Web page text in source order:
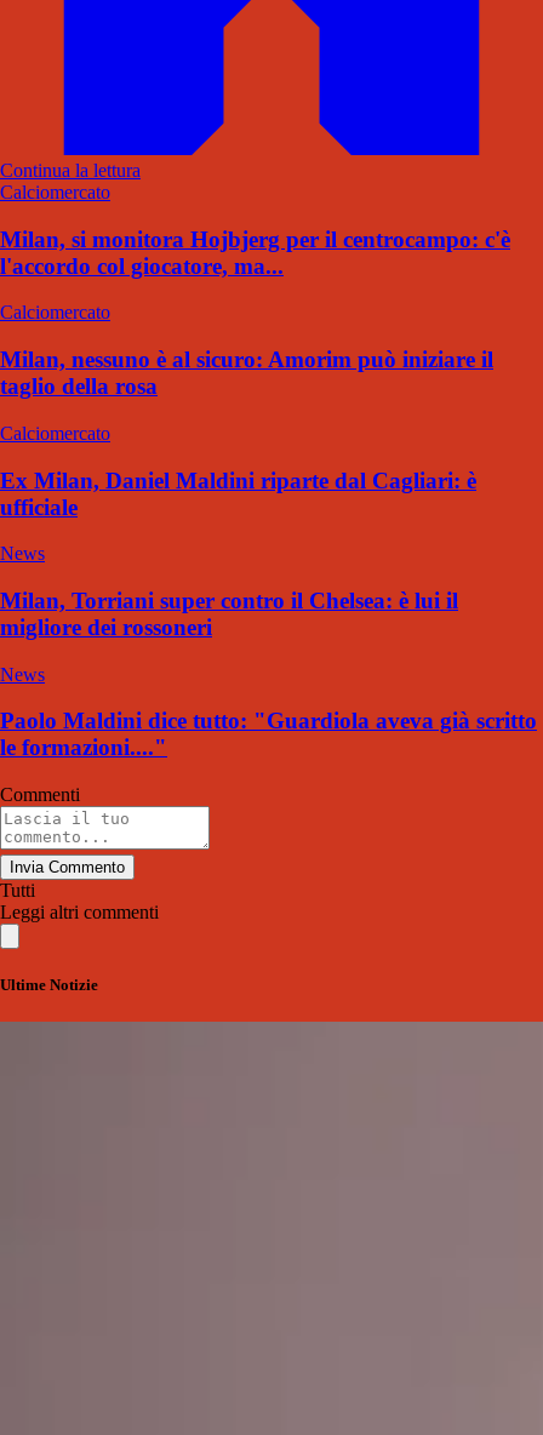
Continua la lettura
Calciomercato
Milan, si monitora Hojbjerg per il centrocampo: c'è
l'accordo col giocatore, ma...
Calciomercato
Milan, nessuno è al sicuro: Amorim può iniziare il
taglio della rosa
Calciomercato
Ex Milan, Daniel Maldini riparte dal Cagliari: è
ufficiale
News
Milan, Torriani super contro il Chelsea: è lui il
migliore dei rossoneri
News
Paolo Maldini dice tutto: "Guardiola aveva già scritto
le formazioni...."
Commenti
Invia Commento
Tutti
Leggi altri commenti
Ultime Notizie